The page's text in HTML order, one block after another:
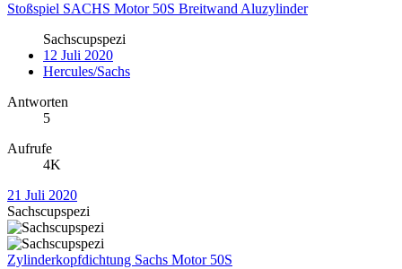
Stoßspiel SACHS Motor 50S Breitwand Aluzylinder
Sachscupspezi
12 Juli 2020
Hercules/Sachs
Antworten
5
Aufrufe
4K
21 Juli 2020
Sachscupspezi
Zylinderkopfdichtung Sachs Motor 50S